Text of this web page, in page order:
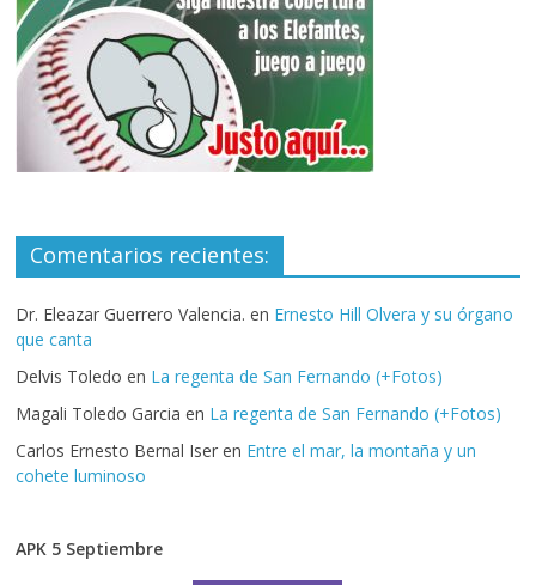
Comentarios recientes:
Dr. Eleazar Guerrero Valencia. en Ernesto Hill Olvera y su órgano
que canta
Delvis Toledo en La regenta de San Fernando (+Fotos)
Magali Toledo Garcia en La regenta de San Fernando (+Fotos)
Carlos Ernesto Bernal Iser en Entre el mar, la montaña y un
cohete luminoso
APK 5 Septiembre